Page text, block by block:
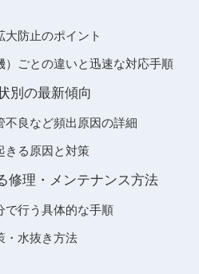
防止のポイント
ごとの違いと迅速な対応手順
別の最新傾向
不良など頻出原因の詳細
きる原因と対策
修理・メンテナンス方法
で行う具体的な手順
・水抜き方法